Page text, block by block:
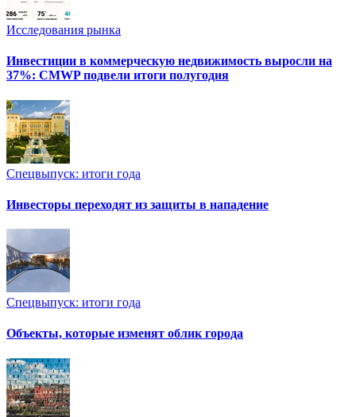
Исследования рынка
Инвестиции в коммерческую недвижимость выросли на
37%: CMWP подвели итоги полугодия
Спецвыпуск: итоги года
Инвесторы переходят из защиты в нападение
Спецвыпуск: итоги года
Объекты, которые изменят облик города